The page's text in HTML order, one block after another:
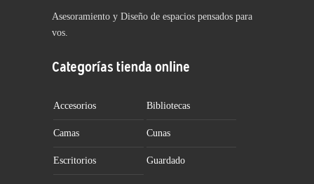
Asesoramiento y Diseño de espacios pensados para
vos.
Categorías tienda online
Accesorios Bibliotecas
Camas Cunas
Escritorios Guardado